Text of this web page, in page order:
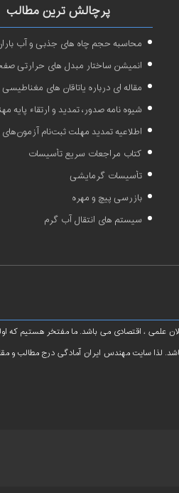
پرچالش ترین مطالب
محاسبه حجم چاه های جذبی و آب
انمیشن ساختار مبدل های حرارتی
مقاله ای درباره یاتاقان های مغناطیسی
شیوه نامه صدور، تمدید و ارتقاء پایه
اطلاعیه تمدید مهلت ثبت‌نام آزمون‌های نظام
کتاب مراجعات سریع تأسیسات
تأسیسات گرمایشی
بازرسی پیچ و مهره
سیستم های انتقال آب گرم
علمی ، اقتصادی می باشد. ما مفتخر هستیم
لذا سایت مهندس ایران آمادگی درج مطالب